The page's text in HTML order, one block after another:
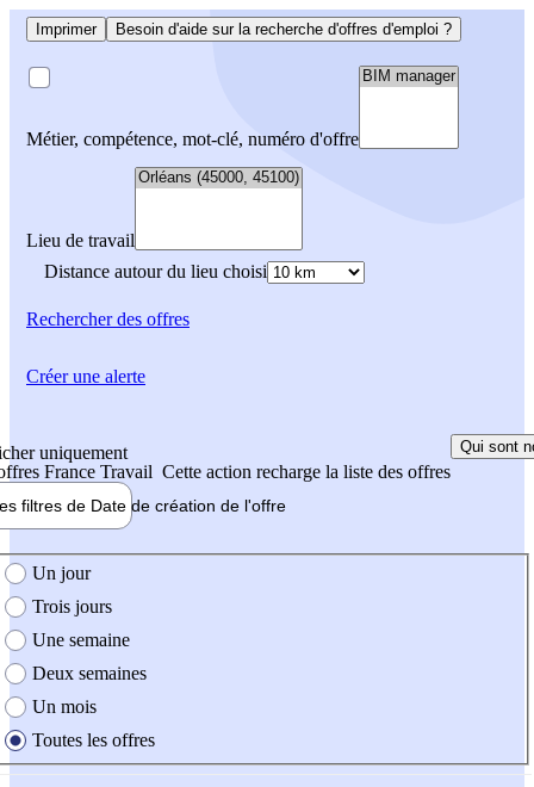
Imprimer Besoin d'aide sur la recherche d'offres d'emploi ?
Métier, compétence, mot-clé, numéro d'offre
Lieu de travail
Distance autour du lieu choisi
Rechercherdes offres
uniquement
France Travail Cette action recharge la liste des offres
Qui sont
filtres de Date de création de l'offre
création de l'offre
Un jour
Trois jours
Une semaine
Deux semaines
Un mois
Toutes les offres
Créer une alerte